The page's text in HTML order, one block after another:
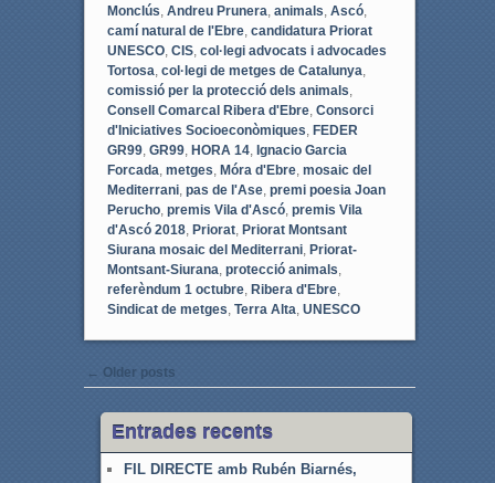
Monclús Andreu Prunera animals Ascó,
camí natural de l'Ebre, candidatura Priorat
UNESCO, CIS, col·legi advocats i advocades
Tortosa col·legi de metges de Catalunya
comissió per la protecció dels animals
Consell Comarcal Ribera d'Ebre, Consorci
d'Iniciatives Socioeconòmiques FEDER
GR99, GR99, HORA 14, Ignacio Garcia
Forcada metges Móra d'Ebre, mosaic del
Mediterrani, pas de l'Ase, premi poesia Joan
Perucho, premis Vila d'Ascó, premis Vila
d'Ascó 2018, Priorat, Priorat Montsant
Siurana mosaic del Mediterrani, Priorat-
Montsant-Siurana protecció animals
referèndum 1 octubre, Ribera d'Ebre,
Sindicat de metges Terra Alta UNESCO
Post navigation
← Older posts
Entrades recents
FIL DIRECTE amb Rubén Biarnés,